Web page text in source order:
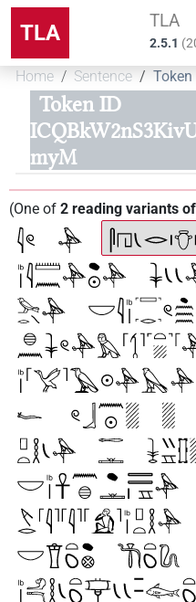
TLA TLA
2.5.1 (
Home Sentence Token
Token ID
myM
(One of 2 reading variants